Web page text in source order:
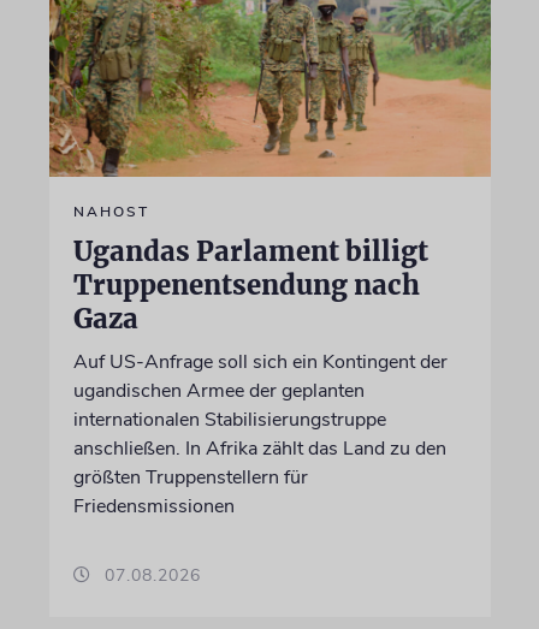
NAHOST
Ugandas Parlament billigt
Truppenentsendung nach
Gaza
Auf US-Anfrage soll sich ein Kontingent der
ugandischen Armee der geplanten
internationalen Stabilisierungstruppe
anschließen. In Afrika zählt das Land zu den
größten Truppenstellern für
Friedensmissionen
07.08.2026